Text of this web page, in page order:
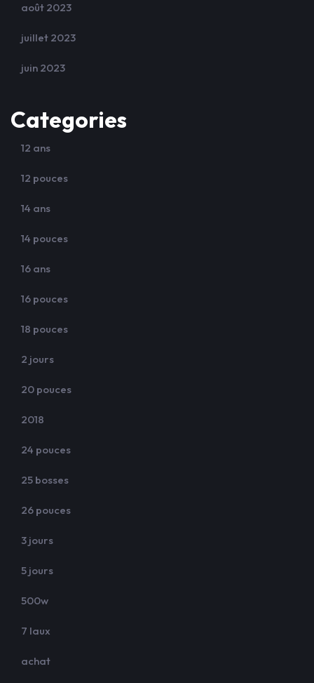
août 2023
juillet 2023
juin 2023
Categories
12 ans
12 pouces
14 ans
14 pouces
16 ans
16 pouces
18 pouces
2 jours
20 pouces
2018
24 pouces
25 bosses
26 pouces
3 jours
5 jours
500w
7 laux
achat